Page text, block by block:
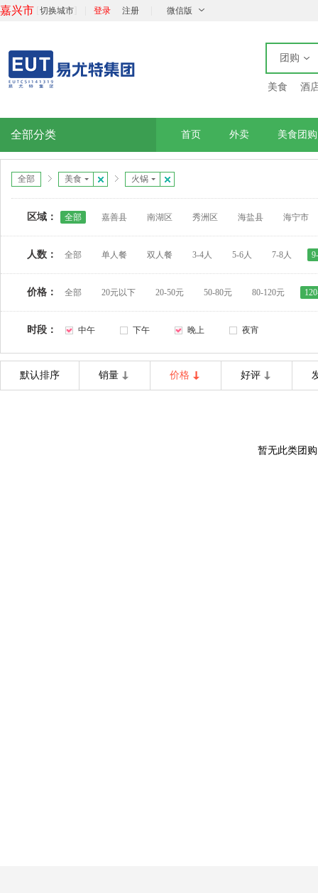
嘉兴市 切换城市 登录 注册 微信版
团购
美食 酒
全部分类 首页 外卖 美食团购
全部 美食 火锅
区域： 全部 嘉善县 南湖区 秀洲区 海盐县 海宁市
人数： 全部 单人餐 双人餐 3-4人 5-6人 7-8人
价格： 全部 20元以下 20-50元 50-80元 80-120元
时段： 中午 下午 晚上 夜宵
默认排序 销量 价格 好评
暂无此类团